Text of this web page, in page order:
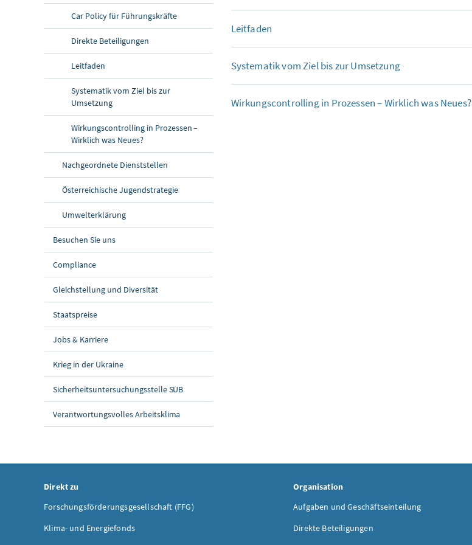
Car Policy für Führungskräfte
Direkte Beteiligungen
Leitfaden
Systematik vom Ziel bis zur
Umsetzung
Wirkungscontrolling in Prozessen –
Wirklich was Neues?
Nachgeordnete Dienststellen
Österreichische Jugendstrategie
Umwelterklärung
Besuchen Sie uns
Compliance
Gleichstellung und Diversität
Staatspreise
Jobs & Karriere
Krieg in der Ukraine
Sicherheitsuntersuchungsstelle SUB
Verantwortungsvolles Arbeitsklima
Leitfaden
Systematik vom Ziel bis zur Umsetzung
Wirkungscontrolling in Prozessen – Wirklich was Neues?
Direkt zu
Forschungsförderungsgesellschaft (FFG)
Klima- und Energiefonds
Organisation
Aufgaben und Geschäftseinteilung
Direkte Beteiligungen